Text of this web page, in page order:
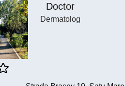
Doctor
Dermatolog